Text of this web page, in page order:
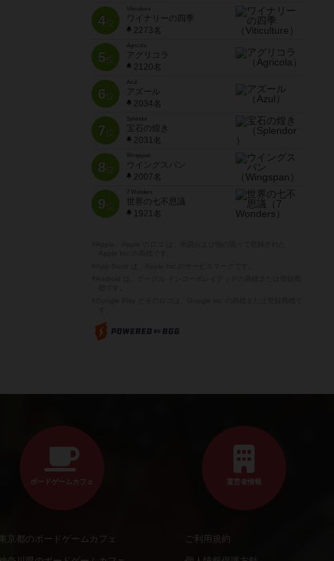
4位
Viticulture
ワイナリーの四季
2273名
5位
Agricola
アグリコラ
2120名
6位
Azul
アズール
2034名
7位
Splendor
宝石の煌き
2031名
8位
Wingspan
ウイングスパン
2007名
9位
7 Wonders
世界の七不思議
1921名
ボードゲームカフェ
東京都のボードゲームカフェ
運営者情報
ご利用規約